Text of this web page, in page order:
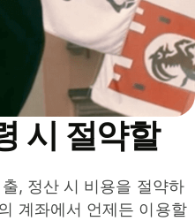
시 절약할
, 정산 시 비용을 절약하
계좌에서 언제든 이용할